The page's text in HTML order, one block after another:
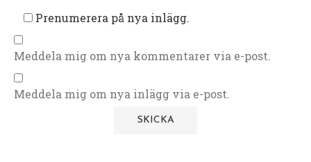
Prenumerera på nya inlägg.
Meddela mig om nya kommentarer via e-post.
Meddela mig om nya inlägg via e-post.